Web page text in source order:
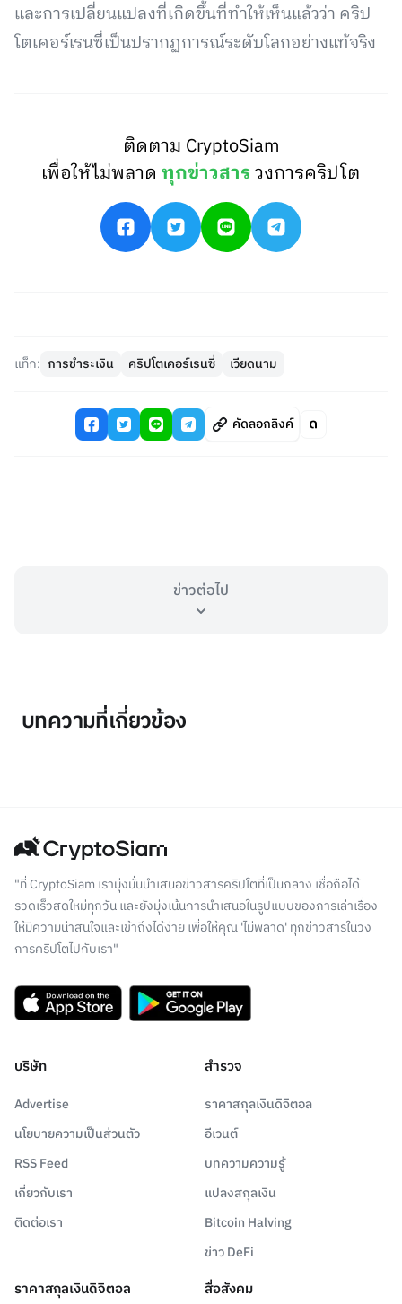
และการเปลี่ยนแปลงที่เกิดขึ้นที่ทำให้เห็นแล้วว่า คริป
โตเคอร์เรนซี่เป็นปรากฏการณ์ระดับโลกอย่างแท้จริง
ติดตาม CryptoSiam
เพื่อให้ไม่พลาดทุกข่าวสารวงการคริปโต
แท็ก: การชำระเงิน คริปโตเคอร์เรนซี่ เวียดนาม
คัดลอกลิงค์
ข่าวต่อไป
บทความที่เกี่ยวข้อง
"ที่ CryptoSiam เรามุ่งมั่นนำเสนอข่าวสารคริปโตที่เป็นกลาง เชื่อถือได้
รวดเร็วสดใหม่ทุกวัน และยังมุ่งเน้นการนำเสนอในรูปแบบของการเล่าเรื่อง
ให้มีความน่าสนใจและเข้าถึงได้ง่าย เพื่อให้คุณ 'ไม่พลาด' ทุกข่าวสารในวง
การคริปโตไปกับเรา"
บริษัท
Advertise
นโยบายความเป็นส่วนตัว
RSS Feed
เกี่ยวกับเรา
ติดต่อเรา
สำรวจ
ราคาสกุลเงินดิจิตอล
อีเวนต์
บทความความรู้
แปลงสกุลเงิน
Bitcoin Halving
ข่าว DeFi
ราคาสกุลเงินดิจิตอล สื่อสังคม